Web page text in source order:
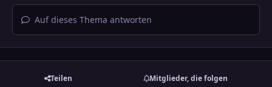
Auf dieses Thema antworten
Teilen Mitglieder, die folgen